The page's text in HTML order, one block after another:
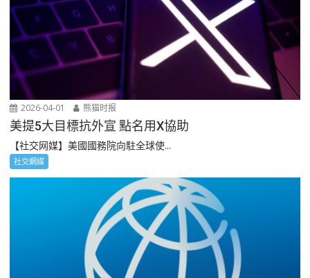
2026-04-01 熊猫时报
美提5大目標抗外宣 點名用X協助
【社交网媒】美國國務院向駐全球使...
社交網媒